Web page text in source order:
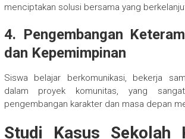
menciptakan solusi bersama yang
4. Pengembangan
dan Kepemimpinan
Siswa belajar berkomunikasi, bekerja
dalam proyek komunitas, yang
pengembangan karakter dan masa depan
Studi Kasus Sekolah